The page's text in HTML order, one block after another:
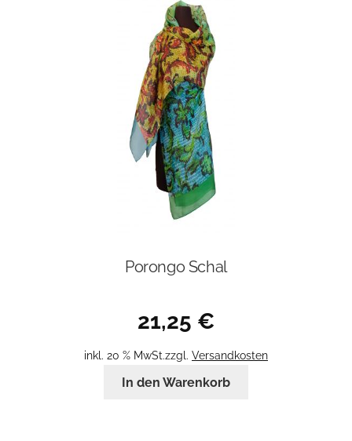
Porongo Schal
21,25 €
inkl. 20 % MwSt.zzgl. Versandkosten
In den Warenkorb